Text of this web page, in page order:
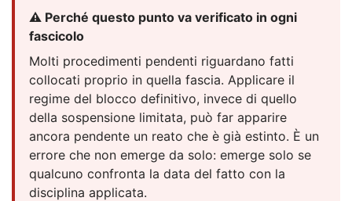
⚠️ Perché questo punto va verificato in ogni
fascicolo
Molti procedimenti pendenti riguardano fatti
collocati proprio in quella fascia. Applicare il
regime del blocco definitivo, invece di quello
della sospensione limitata, può far apparire
ancora pendente un reato che è già estinto. È un
errore che non emerge da solo: emerge solo se
qualcuno confronta la data del fatto con la
disciplina applicata.